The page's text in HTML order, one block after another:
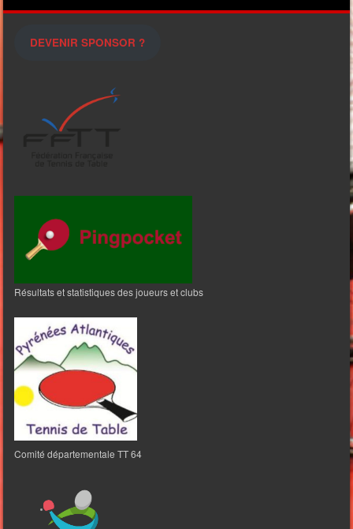
DEVENIR SPONSOR ?
Résultats et statistiques des joueurs et clubs
Comité départementale TT 64